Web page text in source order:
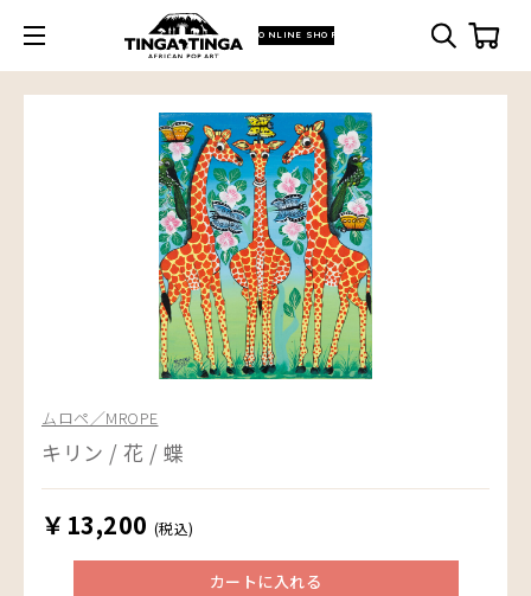
ONLINE SHOP
ムロペ／MROPE
キリン / 花 / 蝶
￥13,200 (税込)
カートに入れる